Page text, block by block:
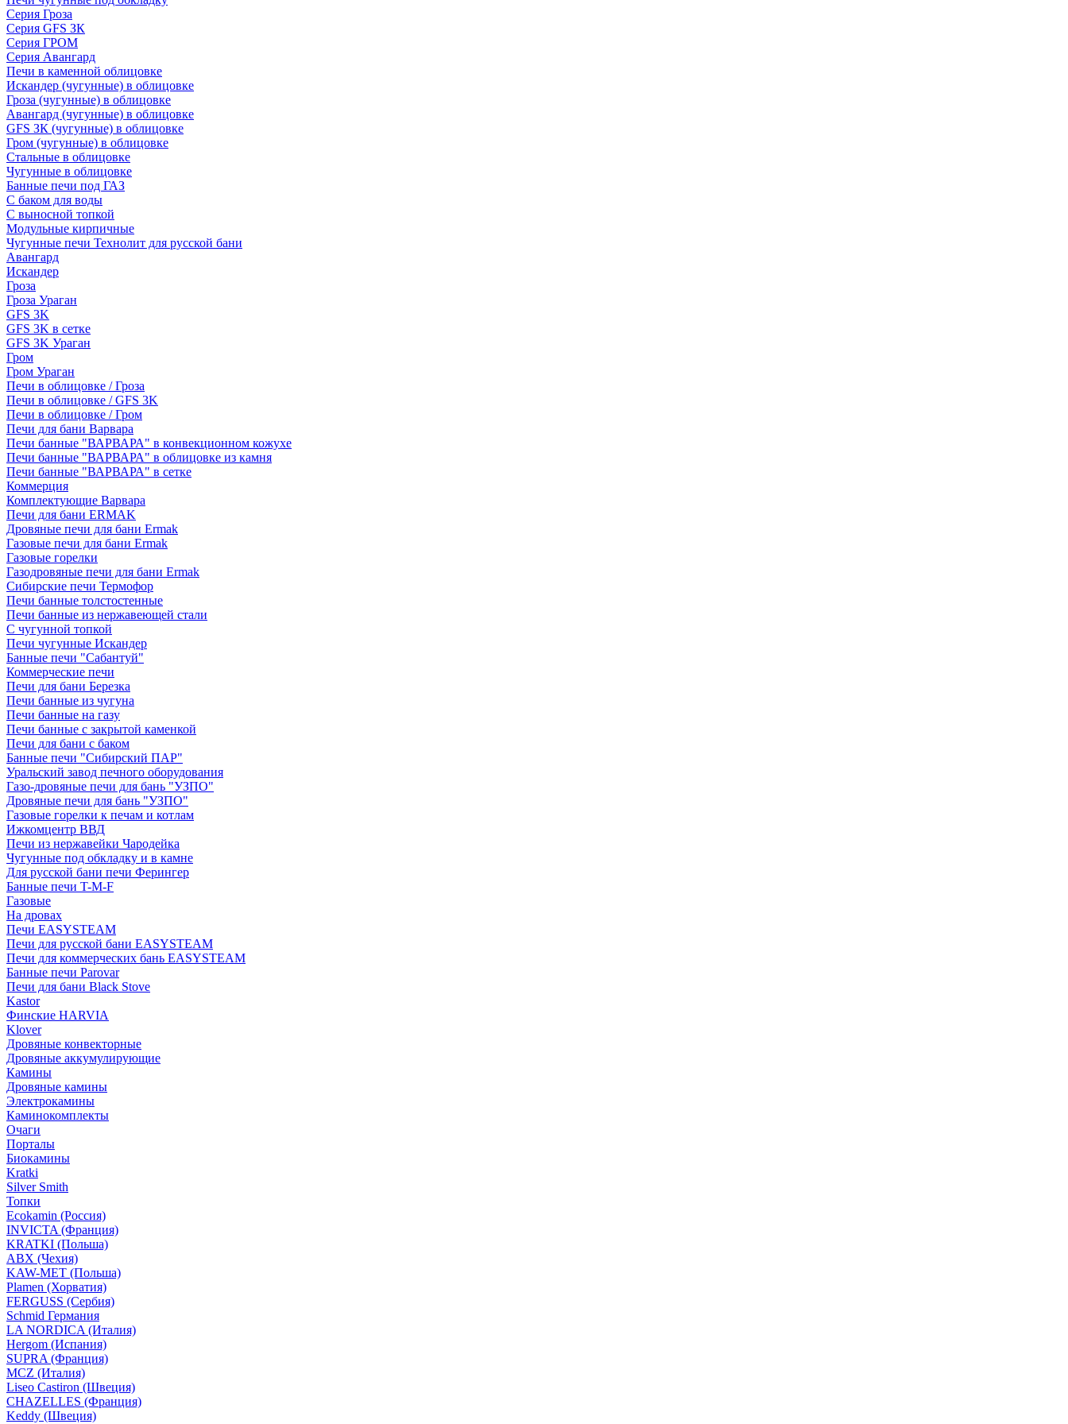
Серия Гроза
Серия GFS ЗК
Серия ГРОМ
Серия Авангард
Печи в каменной облицовке
Искандер (чугунные) в облицовке
Гроза (чугунные) в облицовке
Авангард (чугунные) в облицовке
GFS ЗК (чугунные) в облицовке
Гром (чугунные) в облицовке
Стальные в облицовке
Чугунные в облицовке
Банные печи под ГАЗ
С баком для воды
С выносной топкой
Модульные кирпичные
Чугунные печи Технолит для русской бани
Авангард
Искандер
Гроза
Гроза Ураган
GFS 3K
GFS 3K в сетке
GFS 3K Ураган
Гром
Гром Ураган
Печи в облицовке / Гроза
Печи в облицовке / GFS 3K
Печи в облицовке / Гром
Печи для бани Варвара
Печи банные "ВАРВАРА" в конвекционном кожухе
Печи банные "ВАРВАРА" в облицовке из камня
Печи банные "ВАРВАРА" в сетке
Коммерция
Комплектующие Варвара
Печи для бани ERMAK
Дровяные печи для бани Ermak
Газовые печи для бани Ermak
Газовые горелки
Газодровяные печи для бани Ermak
Сибирские печи Термофор
Печи банные толстостенные
Печи банные из нержавеющей стали
С чугунной топкой
Печи чугунные Искандер
Банные печи "Сабантуй"
Коммерческие печи
Печи для бани Березка
Печи банные из чугуна
Печи банные на газу
Печи банные с закрытой каменкой
Печи для бани с баком
Банные печи "Сибирский ПАР"
Уральский завод печного оборудования
Газо-дровяные печи для бань "УЗПО"
Дровяные печи для бань "УЗПО"
Газовые горелки к печам и котлам
Ижкомцентр ВВД
Печи из нержавейки Чародейка
Чугунные под обкладку и в камне
Для русской бани печи Ферингер
Банные печи T-M-F
Газовые
На дровах
Печи EASYSTEAM
Печи для русской бани EASYSTEAM
Печи для коммерческих бань EASYSTEAM
Банные печи Parovar
Печи для бани Black Stove
Kastor
Финские HARVIA
Klover
Дровяные конвекторные
Дровяные аккумулирующие
Камины
Дровяные камины
Электрокамины
Каминокомплекты
Очаги
Порталы
Биокамины
Kratki
Silver Smith
Топки
Ecokamin (Россия)
INVICTA (Франция)
KRATKI (Польша)
ABX (Чехия)
KAW-MET (Польша)
Plamen (Хорватия)
FERGUSS (Сербия)
Schmid Германия
LA NORDICA (Италия)
Hergom (Испания)
SUPRA (Франция)
MCZ (Италия)
Liseo Castiron (Швеция)
CHAZELLES (Франция)
Keddy (Швеция)